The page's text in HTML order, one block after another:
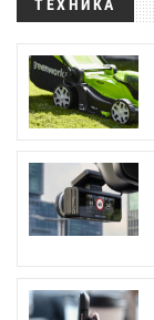
ТЕХНИКА